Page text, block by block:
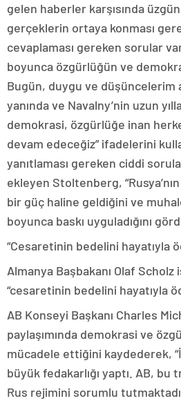
gelen haberler karşısında
gerçeklerin ortaya konması
cevaplaması gereken sorular
boyunca özgürlüğün ve
Bugün, duygu ve düşüncelerim
yanında ve Navalny’nin uzun
demokrasi, özgürlüğe inan
devam edeceğiz” ifadelerini
yanıtlaması gereken ciddi
ekleyen Stoltenberg,
bir güç haline geldiğini ve
boyunca baskı uyguladığını
“Cesaretinin bedelini hayatıyla
Almanya Başbakanı Olaf
“cesaretinin bedelini hayatıyla
AB Konseyi Başkanı Charles
paylaşımında demokrasi ve
mücadele ettiğini kaydederek,
büyük fedakarlığı yaptı. AB, bu
Rus rejimini sorumlu